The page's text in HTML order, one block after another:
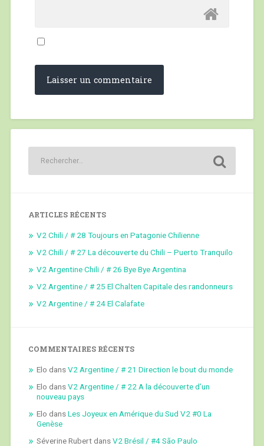
ARTICLES RÉCENTS
V2 Chili / # 28 Toujours en Patagonie Chilienne
V2 Chili / # 27 La découverte du Chili – Puerto Tranquilo
V2 Argentine Chili / # 26 Bye Bye Argentina
V2 Argentine / # 25 El Chalten Capitale des randonneurs
V2 Argentine / # 24 El Calafate
COMMENTAIRES RÉCENTS
Elo dansV2 Argentine / # 21 Direction le bout du monde
Elo dansV2 Argentine / # 22 A la découverte d’un
nouveau pays
Elo dansLes Joyeux en Amérique du Sud V2 #0 La
Genèse
Séverine RubertdansV2 Brésil / #4 São Paulo